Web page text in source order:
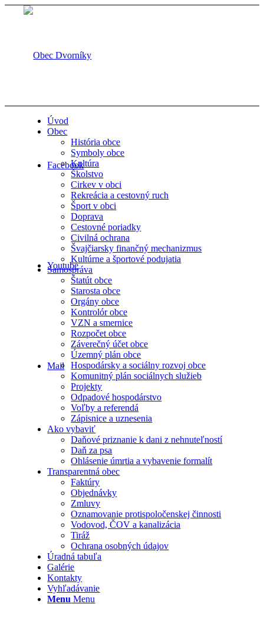
Facebook
Youtube
Mail
Úvod
Obec
História obce
Symboly obce
Kultúra
Školstvo
Cirkev v obci
Rekreácia a cestovný ruch
Šport v obci
Doprava
Cestovné poriadky
Civilná ochrana
Švajčiarsky finančný mechanizmus
Kultúrne a športové podujatia
Samospráva
Štatút obce
Starosta obce
Orgány obce
Kontrolór obce
VZN a smernice
Rozpočet obce
Záverečný účet obce
Územný plán obce
Hospodársky a sociálny rozvoj obce
Komunitný plán sociálnych služieb
Projekty
Odpadové hospodárstvo
Voľby a referendá
Zápisnice a uznesenia
Ako vybaviť
Daňové priznanie k dani z nehnuteľností
Daň za psa
Ohlásenie úmrtia a vybavenie formalít
Transparentná obec
Faktúry
Objednávky
Zmluvy
Oznamovanie protispoločenskej činnosti
Vodovod, ČOV a kanalizácia
Tiráž
Ochrana osobných údajov
Úradná tabuľa
Galérie
Kontakty
Vyhľadávanie
Menu Menu